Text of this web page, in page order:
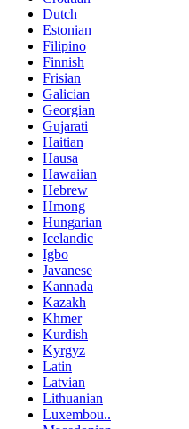
Dutch
Estonian
Filipino
Finnish
Frisian
Galician
Georgian
Gujarati
Haitian
Hausa
Hawaiian
Hebrew
Hmong
Hungarian
Icelandic
Igbo
Javanese
Kannada
Kazakh
Khmer
Kurdish
Kyrgyz
Latin
Latvian
Lithuanian
Luxembou..